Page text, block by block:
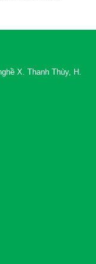
X. Thanh Thùy, H.